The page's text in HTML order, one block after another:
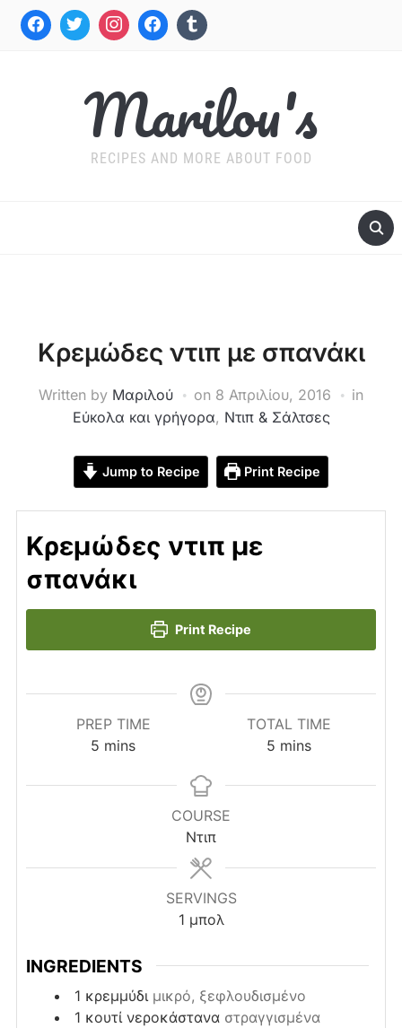
Marilou's
RECIPES AND MORE ABOUT FOOD
Κρεμώδες ντιπ με σπανάκι
Written by Μαριλού on 8 Απριλίου, 2016
in
Εύκολα και γρήγορα, Ντιπ & Σάλτσες
Jump to Recipe Print Recipe
Κρεμώδες ντιπ με
σπανάκι
Print Recipe
PREP TIME
5 minutes
mins
TOTAL TIME
5minutes
mins
COURSE
Ντιπ
SERVINGS
1 μπολ
INGREDIENTS
1 κρεμμύδι μικρό, ξεφλουδισμένο
1 κουτί νεροκάστανα στραγγισμένα